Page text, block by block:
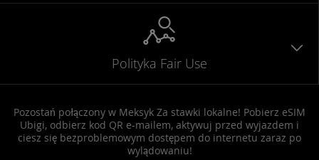
Polityka Fair Use
Pozostań połączony w Meksyk Za stawki lokalne! Pobierz eSIM
Ubigi, odbierz kod QR e-mailem, aktywuj przed wyjazdem i
ciesz się bezproblemowym dostępem do internetu zaraz po
wylądowaniu!